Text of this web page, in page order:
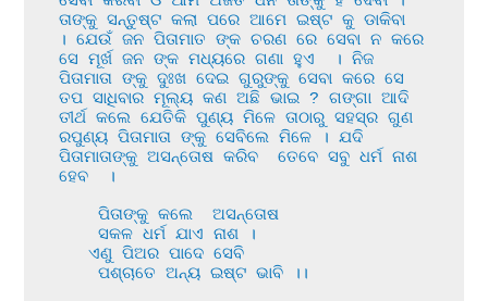
ତାଙ୍କୁ ସନ୍ତୁଷ୍ଟ କଲା ପରେ ଆମେ ଇଷ୍ଟ କୁ ଡାକିବା
। ଯେଉଁ ଜନ ପିତାମାତ ଙ୍କ ଚରଣ ରେ ସେବା ନ କରେ
ସେ ମୂର୍ଖ ଜନ ଙ୍କ ମଧ୍ୟରେ ଗଣା ହୁଏ  । ନିଜ
ପିତାମାତା ଙ୍କୁ ଦୁଃଖ ଦେଇ ଗୁରୁଙ୍କୁ ସେବା କରେ ସେ
ତପ ସାଧିବାର ମୂଲ୍ୟ କଣ ଅଛି ଭାଇ ? ଗଙ୍ଗା ଆଦି
ତୀର୍ଥ କଲେ ଯେତିକି ପୁଣ୍ୟ ମିଳେ ତାଠାରୁ ସହସ୍ର ଗୁଣ
ରପୁଣ୍ୟ ପିତାମାତା ଙ୍କୁ ସେବିଲେ ମିଳେ । ଯଦି
ପିତାମାତାଙ୍କୁ ଅସନ୍ତୋଷ କରିବ  ତେବେ ସବୁ ଧର୍ମ ନାଶ
ହେବ  ।
    ପିତାଙ୍କୁ କଲେ  ଅସନ୍ତୋଷ
    ସକଳ ଧର୍ମ ଯାଏ ନାଶ ।
   ଏଣୁ ପିଅର ପାଦେ ସେବି
    ପଶ୍ଚାତେ ଅନ୍ୟ ଇଷ୍ଟ ଭାବି ।।